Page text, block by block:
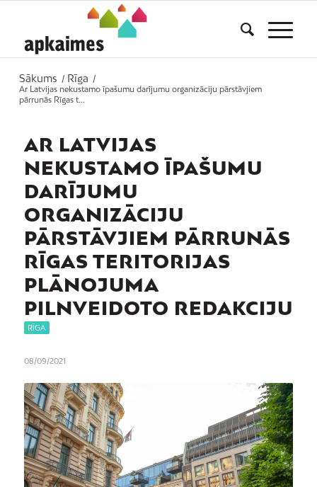
Sākums / Rīga
/
Ar Latvijas nekustamo īpašumu darījumu organizāciju pārstāvjiem
pārrunās Rīgas t...
AR LATVIJAS
NEKUSTAMO ĪPAŠUMU
DARĪJUMU
ORGANIZĀCIJU
PĀRSTĀVJIEM PĀRRUNĀS
RĪGAS TERITORIJAS
PLĀNOJUMA
PILNVEIDOTO REDAKCIJU
RĪGA
08/09/2021